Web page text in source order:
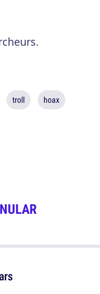
troll hoax